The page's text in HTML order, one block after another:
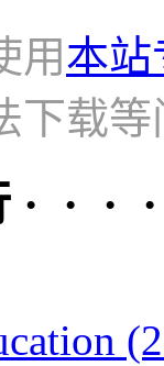
用本站
下载等
· · ·